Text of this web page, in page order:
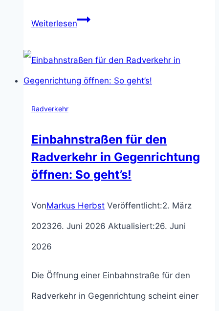
WeiterlesenQuerungshilfe
Radfahrer:
Arten,
Abmessungen
Radverkehr
Einbahnstraßen für den
Radverkehr in Gegenrichtung
öffnen: So geht’s!
VonMarkus Herbst Veröffentlicht:2. März
202326. Juni 2026 Aktualisiert:26. Juni
2026
Die Öffnung einer Einbahnstraße für den
Radverkehr in Gegenrichtung scheint einer